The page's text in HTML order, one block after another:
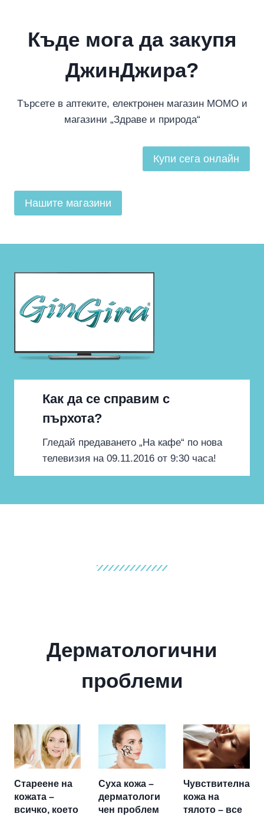
Къде мога да закупя
ДжинДжира?
Търсете в аптеките, електронен магазин МОМО и
магазини „Здраве и природа“
Купи сега онлайн
Нашите магазини
Как да се справим с
пърхота?
Гледай предаването „На кафе“ по нова
телевизия на 09.11.2016 от 9:30 часа!
Дерматологични
проблеми
Стареене на
кожата –
всичко, което
Суха кожа –
дерматологи
чен проблем
Чувствителна
кожа на
тялото – все